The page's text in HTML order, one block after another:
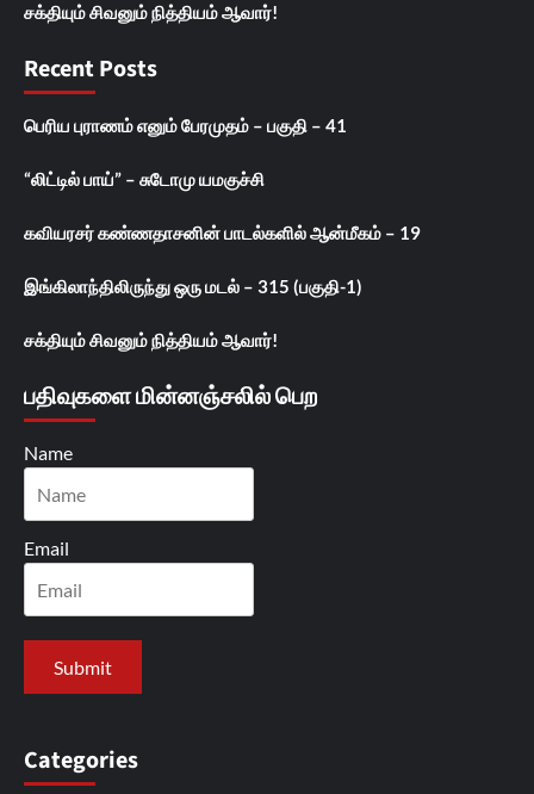
சக்தியும் சிவனும் நித்தியம் ஆவார்!
Recent Posts
பெரிய புராணம் எனும் பேரமுதம் – பகுதி – 41
“லிட்டில் பாய்” – சுடோமு யமகுச்சி
கவியரசர் கண்ணதாசனின் பாடல்களில் ஆன்மீகம் – 19
இங்கிலாந்திலிருந்து ஒரு மடல் – 315 (பகுதி-1)
சக்தியும் சிவனும் நித்தியம் ஆவார்!
பதிவுகளை மின்னஞ்சலில் பெற
Name
Email
Categories